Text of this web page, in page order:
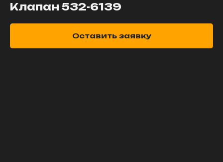
Клапан 532-6139
Оставить заявку